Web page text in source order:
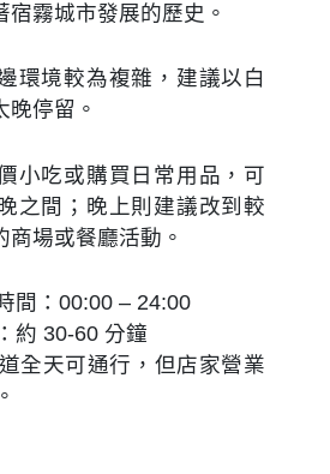
霧城市發展的歷史。
環境較為複雜，建議以白
晚停留。
小吃或購買日常用品，可
之間；晚上則建議改到較
場或餐廳活動。
間：00:00 – 24:00
約 30-60 分鐘
全天可通行，但店家營業